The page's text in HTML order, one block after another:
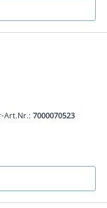
Art.Nr.: 7000070523